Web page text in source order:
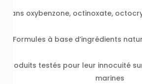
Sans oxybenzone, octinoxate,
Formules à base d’ingrédients
Produits testés pour leur innocuité
marines